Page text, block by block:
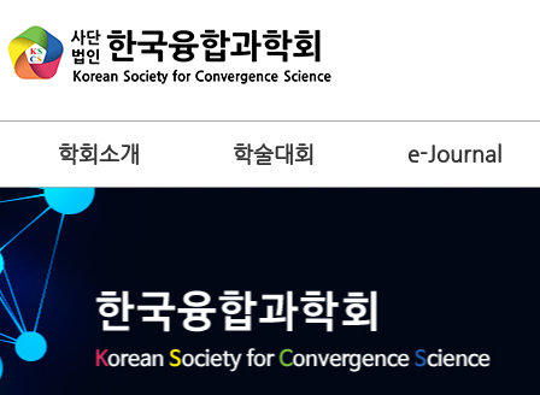
학회소개 학술대회 e-Journal